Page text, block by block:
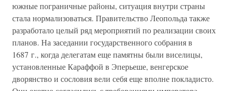
южные пограничные районы, ситуация внутри страны
стала нормализоваться. Правительство Леопольда также
разработало целый ряд мероприятий по реализации своих
планов. На заседании государственного собрания в
1687 г., когда делегатам еще памятны были виселицы,
установленные Караффой в Эперьеше, венгерское
дворянство и сословия вели себя еще вполне покладисто.